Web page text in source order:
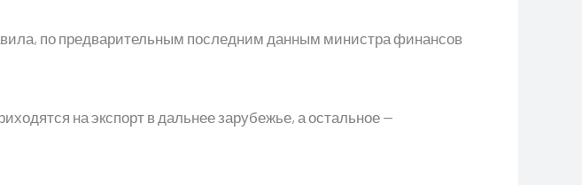
по предварительным последним данным министра финансов
на экспорт в дальнее зарубежье, а остальное —